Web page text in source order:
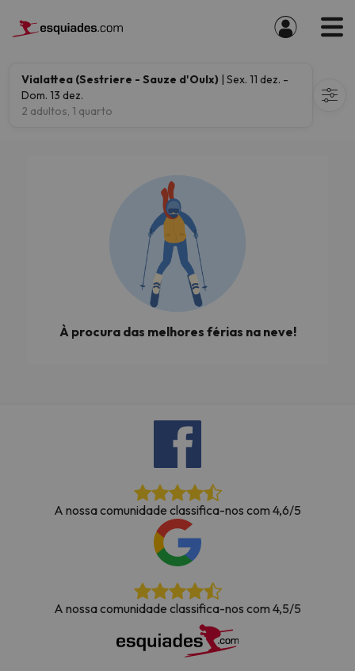
Vialattea (Sestriere - Sauze d'Oulx) | Sex. 11 dez. -
Dom. 13 dez.
2 adultos, 1 quarto
À procura das melhores férias na neve!
A nossa comunidade classifica-nos com 4,6/5
A nossa comunidade classifica-nos com 4,5/5